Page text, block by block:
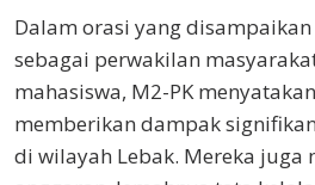
Dalam orasi yang
sebagai perwakilan
mahasiswa, M2-PK
memberikan dampak
di wilayah Lebak. Mereka